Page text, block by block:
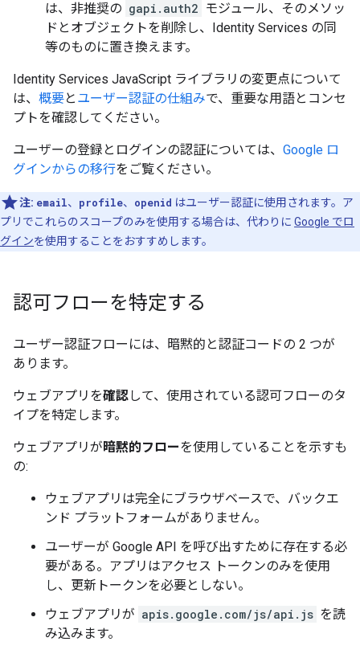
は、非推奨の gapi.auth2 モジュール、そのメソッ
ドとオブジェクトを削除し、Identity Services の同
等のものに置き換えます。
Identity Services JavaScript ライブラリの変更点について
は、 概要と ユーザー認証の仕組みで、重要な用語とコンセ
プトを確認してください。
ユーザーの登録とログインの認証については、 Google ロ
グインからの移行をご覧ください。
注: email、 profile、 openid はユーザー認証に使用されます。ア
プリでこれらのスコープのみを使用する場合は、代わりに Google でロ
グインを使用することをおすすめします。
認可フローを特定する
ユーザー認証フローには、暗黙的と認証コードの 2 つが
あります。
ウェブアプリを確認して、使用されている認可フローのタ
イプを特定します。
ウェブアプリが暗黙的フローを使用していることを示すも
の:
ウェブアプリは完全にブラウザベースで、バックエ
ンド プラットフォームがありません。
ユーザーが Google API を呼び出すために存在する必
要がある。アプリはアクセス トークンのみを使用
し、更新トークンを必要としない。
ウェブアプリが apis.google.com/js/api.js を読
み込みます。